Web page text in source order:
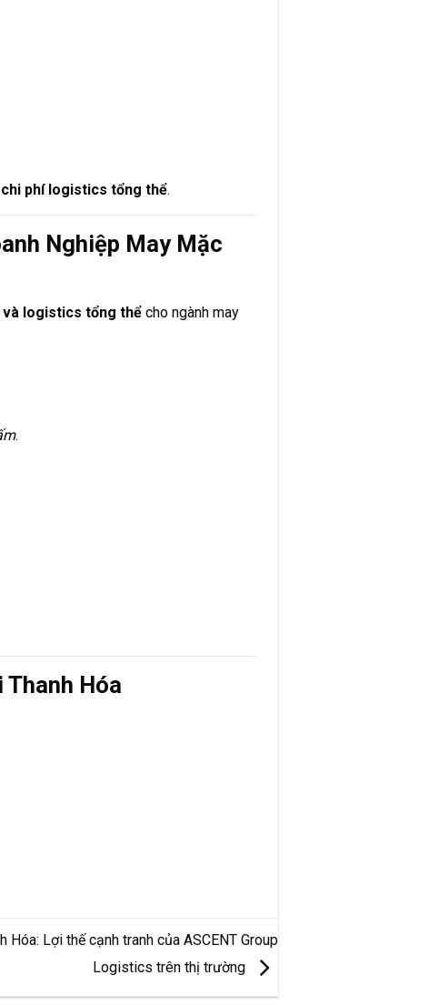
phí logistics tổng thể.
Nghiệp May Mặc
và logistics tổng thể cho ngành may
.
Hóa
Hóa: Lợi thế cạnh tranh của ASCENT Group
Logistics trên thị trường